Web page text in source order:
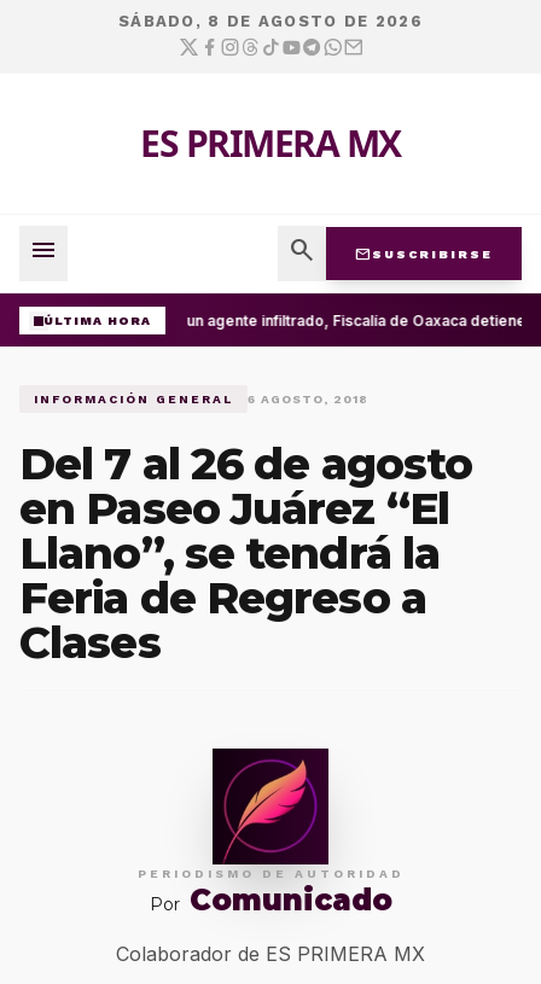
SÁBADO, 8 DE AGOSTO DE 2026
ES PRIMERA MX
menu search mail SUSCRIBIRSE
ÚLTIMA HORA Con un agente infiltrado, Fiscalía de Oaxaca detiene
INFORMACIÓN GENERAL 6 AGOSTO, 2018
Del 7 al 26 de agosto
en Paseo Juárez “El
Llano”, se tendrá la
Feria de Regreso a
Clases
PERIODISMO DE AUTORIDAD
Por Comunicado
Colaborador de ES PRIMERA MX